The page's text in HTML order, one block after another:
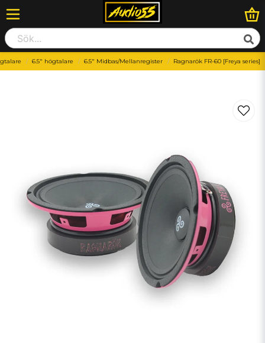
6.5" högtalare 6.5" Midbas/Mellanregister Ragnarök FR-60 [Freya series]